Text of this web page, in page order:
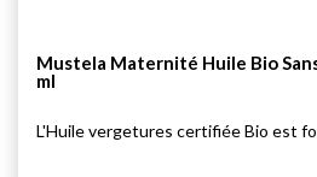
Mustela Maternité Huile Bio
ml
L'Huile vergetures certifiée Bio est